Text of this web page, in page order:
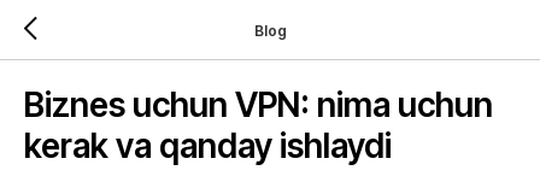
Blog
Biznes uchun VPN: nima uchun
kerak va qanday ishlaydi